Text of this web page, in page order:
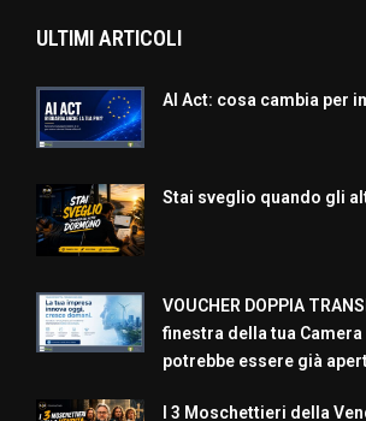
ULTIMI ARTICOLI
AI Act: cosa cambia per
Stai sveglio quando gli
VOUCHER DOPPIA
finestra della tua
potrebbe essere già
I 3 Moschettieri della